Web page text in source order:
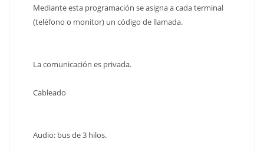
Mediante esta programación se asigna a cada terminal
(teléfono o monitor) un código de llamada.
La comunicación es privada.
Cableado
Audio: bus de 3 hilos.